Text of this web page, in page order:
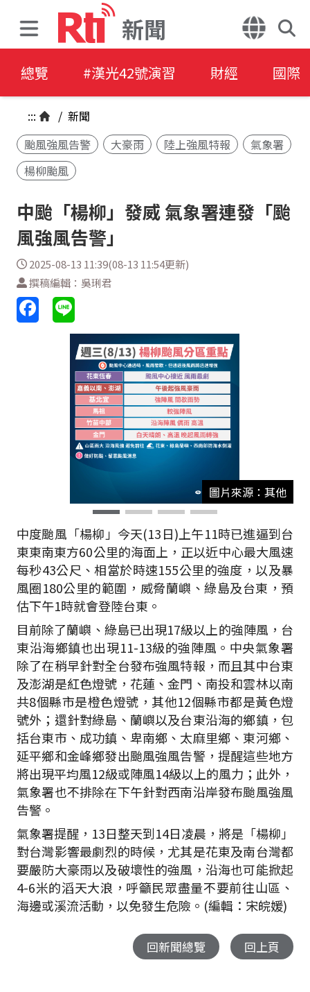
新聞
總覽 #漢光42號演習 財經 國際
::: / 新聞
颱風強風告警
大豪雨 陸上強風特報
氣象署
楊柳颱風
中颱「楊柳」發威 氣象署連發「颱
風強風告警」
2025-08-13 11:39(08-13 11:54更新)
撰稿編輯：吳琍君
圖片來源：其他
中度颱風「楊柳」今天(13日) 上午11時已進逼到台
東東南東方60公里的海面上，正以近中心最大風速
每秒43公尺、相當於時速155公里的強度，以及暴
風圈180公里的範圍，威脅蘭嶼、綠島及台東，預
估下午1時就會登陸台東。
目前除了蘭嶼、綠島已出現17級以上的強陣風，台
東沿海鄉鎮也出現11-13級的強陣風。中央氣象署
除了在稍早針對全台發布強風特報，而且其中台東
及澎湖是紅色燈號，花蓮、金門、南投和雲林以南
共8個縣市是橙色燈號，其他12個縣市都是黃色燈
號外；還針對綠島、蘭嶼以及台東沿海的鄉鎮，包
括台東市、成功鎮、卑南鄉、太麻里鄉、東河鄉、
延平鄉和金峰鄉發出颱風強風告警，提醒這些地方
將出現平均風12級或陣風14級以上的風力；此外，
氣象署也不排除在下午針對西南沿岸發布颱風強風
告警。
氣象署提醒， 13日整天到14日凌晨，將是「楊柳」
對台灣影響最劇烈的時候，尤其是花東及南台灣都
要嚴防大豪雨以及破壞性的強風，沿海也可能掀起
4-6米的滔天大浪，呼籲民眾盡量不要前往山區、
海邊或溪流活動，以免發生危險。(編輯：宋皖媛)
回新聞總覽 回上頁